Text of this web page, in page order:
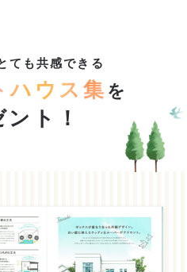
ても共感できる
ハウス集 を
ト！